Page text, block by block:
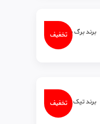
تخفیفبرند برگ سبز
تخفیفبرند تیک‌ تاک